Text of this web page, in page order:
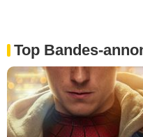
Top Bandes-